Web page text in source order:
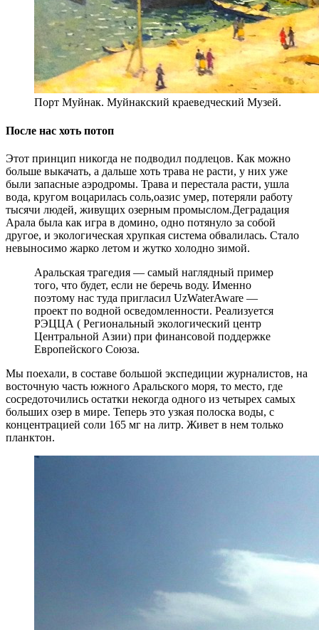
Порт Муйнак. Муйнакский краеведческий Музей.
После нас хоть потоп
Этот принцип никогда не подводил подлецов. Как можно
больше выкачать, а дальше хоть трава не расти, у них уже
были запасные аэродромы. Трава и перестала расти, ушла
вода, кругом воцарилась соль,оазис умер, потеряли работу
тысячи людей, живущих озерным промыслом.Деградация
Арала была как игра в домино, одно потянуло за собой
другое, и экологическая хрупкая система обвалилась. Стало
невыносимо жарко летом и жутко холодно зимой.
Аральская трагедия — самый наглядный пример
того, что будет, если не беречь воду. Именно
поэтому нас туда пригласил UzWaterAware —
проект по водной осведомленности. Реализуется
РЭЦЦА ( Региональный экологический центр
Центральной Азии) при финансовой поддержке
Европейского Союза.
Мы поехали, в составе большой экспедиции журналистов, на
восточную часть южного Аральского моря, то место, где
сосредоточились остатки некогда одного из четырех самых
больших озер в мире. Теперь это узкая полоска воды, с
концентрацией соли 165 мг на литр. Живет в нем только
планктон.